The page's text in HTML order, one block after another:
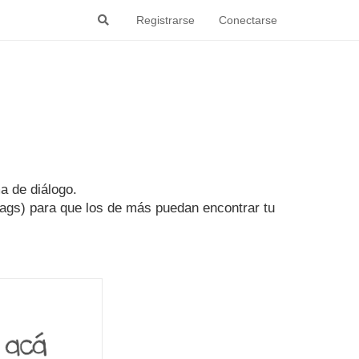
Registrarse Conectarse
de diálogo.
para que los de más puedan encontrar tu